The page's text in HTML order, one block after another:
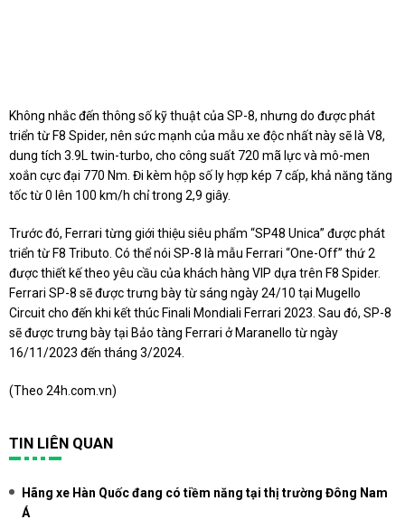
Không nhắc đến thông số kỹ thuật của SP-8, nhưng do được phát
triển từ F8 Spider, nên sức mạnh của mẫu xe độc nhất này sẽ là V8,
dung tích 3.9L twin-turbo, cho công suất 720 mã lực và mô-men
xoắn cực đại 770 Nm. Đi kèm hộp số ly hợp kép 7 cấp, khả năng tăng
tốc từ 0 lên 100 km/h chỉ trong 2,9 giây.
Trước đó, Ferrari từng giới thiệu siêu phẩm “SP48 Unica” được phát
triển từ F8 Tributo. Có thể nói SP-8 là mẫu Ferrari “One-Off” thứ 2
được thiết kế theo yêu cầu của khách hàng VIP dựa trên F8 Spider.
Ferrari SP-8 sẽ được trưng bày từ sáng ngày 24/10 tại Mugello
Circuit cho đến khi kết thúc Finali Mondiali Ferrari 2023. Sau đó, SP-8
sẽ được trưng bày tại Bảo tàng Ferrari ở Maranello từ ngày
16/11/2023 đến tháng 3/2024.
(Theo 24h.com.vn)
TIN LIÊN QUAN
Hãng xe Hàn Quốc đang có tiềm năng tại thị trường Đông Nam
Á